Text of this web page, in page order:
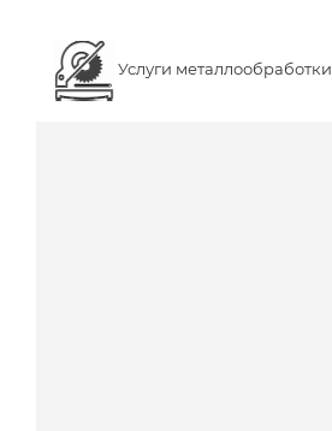
Услуги металлообработки